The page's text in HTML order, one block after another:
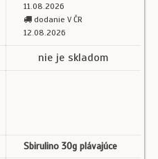
11.08.2026
dodanie V ČR
12.08.2026
nie je skladom
Sbirulino 30g plávajúce